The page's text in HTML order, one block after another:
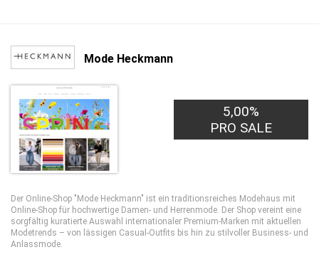
Mode Heckmann
5,00%
PRO SALE
Der Online-Shop "Mode Heckmann" ist ein traditionsreiches Modehaus mit
Online-Shop für hochwertige Damen- und Herrenmode. Der Shop vereint eine
sorgfältig kuratierte Auswahl internationaler Premium-Marken mit aktuellen
Modetrends – von lässigen Casual-Outfits bis hin zu stilvoller Business- und
Anlassmode.